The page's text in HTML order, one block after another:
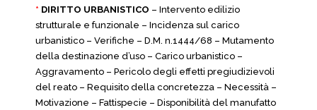
* DIRITTO URBANISTICO – Intervento edilizio
strutturale e funzionale – Incidenza sul carico
urbanistico – Verifiche – D.M. n.1444/68 – Mutamento
della destinazione d’uso – Carico urbanistico –
Aggravamento – Pericolo degli effetti pregiudizievoli
del reato – Requisito della concretezza – Necessità –
Motivazione – Fattispecie – Disponibilità del manufatto